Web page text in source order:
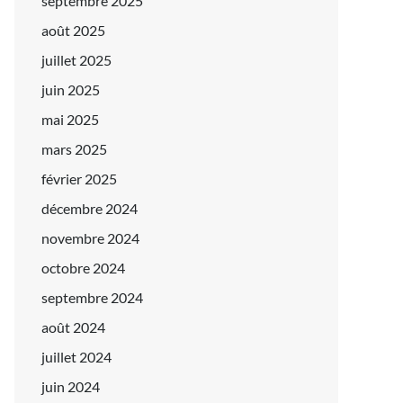
août 2025
juillet 2025
juin 2025
mai 2025
mars 2025
février 2025
décembre 2024
novembre 2024
octobre 2024
septembre 2024
août 2024
juillet 2024
juin 2024